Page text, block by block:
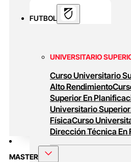
FUTBOL
UNIVERSITARIO
Curso Universitario
Alto Rendimiento
Superior En
Universitario
FísicaCurso
Dirección Técnica En
MASTER